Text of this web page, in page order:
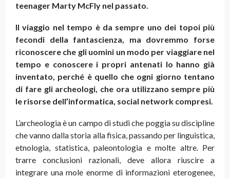
teenager Marty McFly nel passato.
Il viaggio nel tempo è da sempre uno dei topoi più
fecondi della fantascienza, ma dovremmo forse
riconoscere che gli uomini un modo per viaggiare nel
tempo e conoscere i propri antenati lo hanno già
inventato, perché è quello che ogni giorno tentano
di fare gli archeologi, che ora utilizzano sempre più
le risorse dell’informatica, social network compresi.
L’archeologia è un campo di studi che poggia su discipline
che vanno dalla storia alla fisica, passando per linguistica,
etnologia, statistica, paleontologia e molte altre. Per
trarre conclusioni razionali, deve allora riuscire a
integrare una mole enorme di informazioni eterogenee,